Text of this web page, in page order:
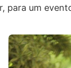
para um